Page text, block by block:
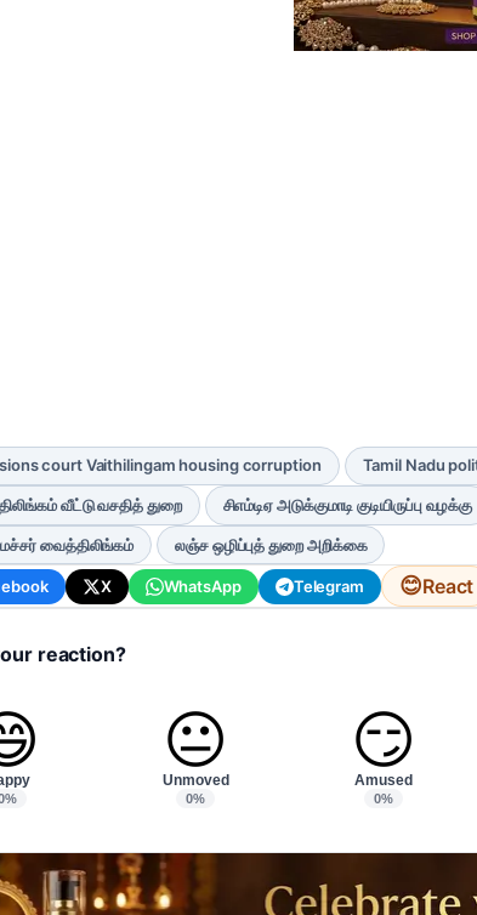
court Vaithilingam housing corruption Tamil Nadu
வீட்டு வசதித் துறை சிஎம்டிஏ அடுக்குமாடி குடியிருப்பு வழக்கு
வைத்திலிங்கம் லஞ்ச ஒழிப்புத் துறை அறிக்கை
X WhatsApp Telegram 😊React
reaction?
😐
Unmoved
0%
😏
Amused
0%